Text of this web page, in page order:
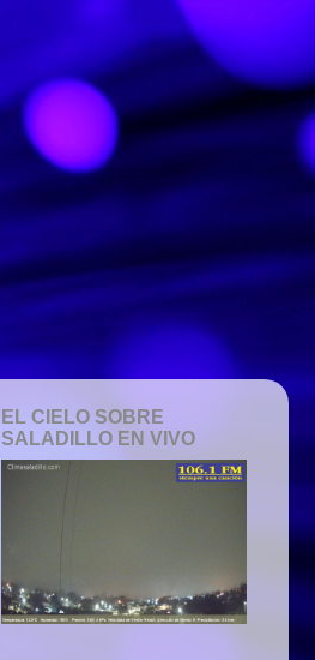
EL CIELO SOBRE
SALADILLO EN VIVO